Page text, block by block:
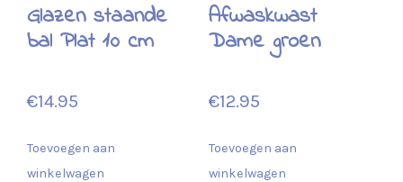
Glazen staande
bal Plat 10 cm
€14.95
Toevoegen aan
winkelwagen
Afwaskwast
Dame groen
€12.95
Toevoegen aan
winkelwagen